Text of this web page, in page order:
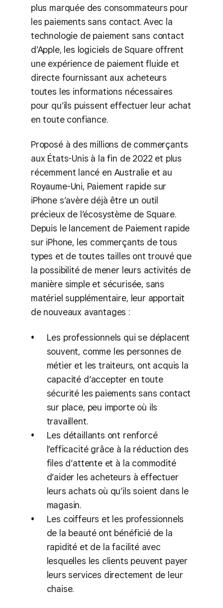
plus marquée des consommateurs pour
les paiements sans contact. Avec la
technologie de paiement sans contact
d’Apple, les logiciels de Square offrent
une expérience de paiement fluide et
directe fournissant aux acheteurs
toutes les informations nécessaires
pour qu’ils puissent effectuer leur achat
en toute confiance.
Proposé à des millions de commerçants
aux États-Unis à la fin de 2022 et plus
récemment lancé en Australie et au
Royaume-Uni, Paiement rapide sur
iPhone s’avère déjà être un outil
précieux de l’écosystème de Square.
Depuis le lancement de Paiement rapide
sur iPhone, les commerçants de tous
types et de toutes tailles ont trouvé que
la possibilité de mener leurs activités de
manière simple et sécurisée, sans
matériel supplémentaire, leur apportait
de nouveaux avantages :
Les professionnels qui se déplacent
souvent, comme les personnes de
métier et les traiteurs, ont acquis la
capacité d’accepter en toute
sécurité les paiements sans contact
sur place, peu importe où ils
travaillent.
Les détaillants ont renforcé
l’efficacité grâce à la réduction des
files d’attente et à la commodité
d’aider les acheteurs à effectuer
leurs achats où qu’ils soient dans le
magasin.
Les coiffeurs et les professionnels
de la beauté ont bénéficié de la
rapidité et de la facilité avec
lesquelles les clients peuvent payer
leurs services directement de leur
chaise.